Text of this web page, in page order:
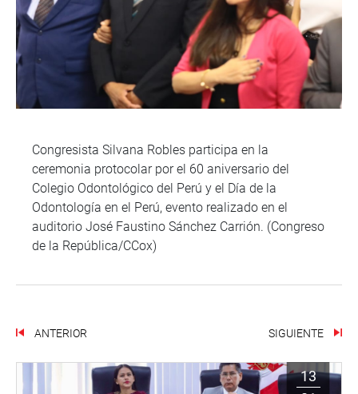
Congresista Silvana Robles participa en la
ceremonia protocolar por el 60 aniversario del
Colegio Odontológico del Perú y el Día de la
Odontología en el Perú, evento realizado en el
auditorio José Faustino Sánchez Carrión. (Congreso
de la República/CCox)
ANTERIOR SIGUIENTE
13